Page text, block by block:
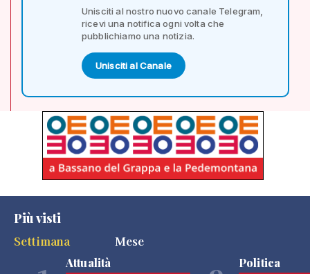
Unisciti al nostro nuovo canale Telegram,
ricevi una notifica ogni volta che
pubblichiamo una notizia.
Unisciti al Canale
Più visti
Settimana
Mese
Attualità Politica